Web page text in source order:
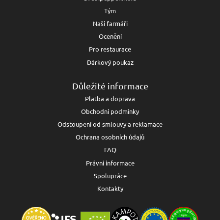
Tým
Naši farmáři
Ocenění
Pro restaurace
Dárkový poukaz
Důležité informace
Platba a doprava
Obchodní podmínky
Odstoupení od smlouvy a reklamace
Ochrana osobních údajů
FAQ
Právní informace
Spolupráce
Kontakty